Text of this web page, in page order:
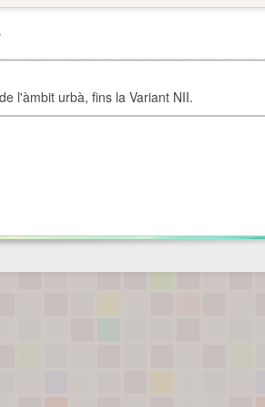
l'àmbit urbà, fins la Variant NII.